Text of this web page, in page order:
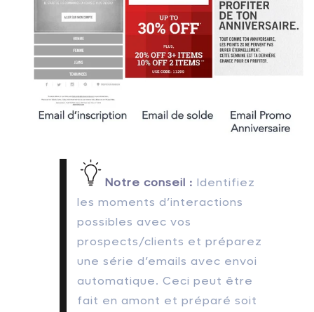
Notre conseil : Identifiez
les moments d’interactions
possibles avec vos
prospects/clients et préparez
une série d’emails avec envoi
automatique. Ceci peut être
fait en amont et préparé soit